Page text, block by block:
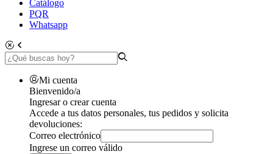
Catálogo
PQR
Whatsapp
Mi cuenta
Bienvenido/a
Ingresar o crear cuenta
Accede a tus datos personales, tus pedidos y solicita
devoluciones:
Correo electrónico
Ingrese un correo válido